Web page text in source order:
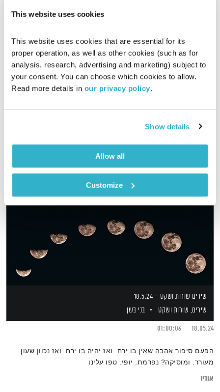
This website uses cookies
This website uses cookies that are essential for its
proper operation, as well as other cookies (such as for
analysis, research, advertising and marketing) subject to
your consent. You can choose which cookies to allow.
Read more details in our privacy policy.
Show details
Allow all
Customize
כל יום מחדש – 10.3.19
כל יום מחדש
אמיר פרי
אודיו
שירים שורות ושקט – 18.5.24
שירים, שורות ושקט
בני בשן
18.05.24
01:00:06
הפעם סיפור אהבה שאין בו ירח. ואז יהיה בו ירח. ואז נכוון שעון
מעורר. ומוסיקה? נפרמת. יופי. טפו עלינו
אודיו